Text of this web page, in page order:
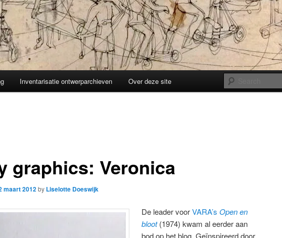
Inventarisatie ontwerparchieven Over deze site
graphics: Veronica
maart 2012by Liselotte Doeswijk
De leader voorVARA’sOpen en
bloot(1974) kwam al eerder aan
bod op het blog. Geïnspireerd door